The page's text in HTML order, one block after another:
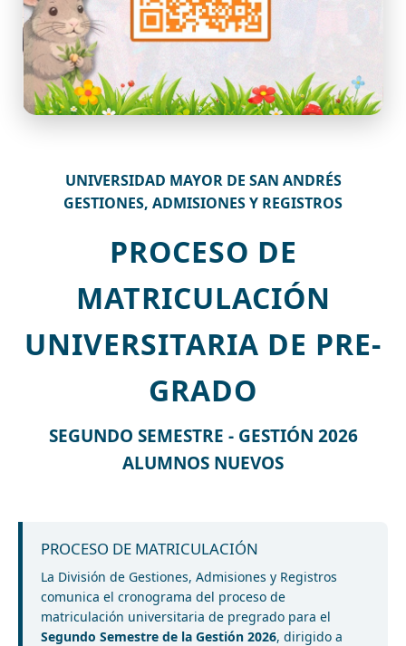
UNIVERSIDAD MAYOR DE SAN ANDRÉS
GESTIONES, ADMISIONES Y REGISTROS
PROCESO DE
MATRICULACIÓN
UNIVERSITARIA DE PRE-
GRADO
SEGUNDO SEMESTRE - GESTIÓN 2026
ALUMNOS NUEVOS
PROCESO DE MATRICULACIÓN
La División de Gestiones, Admisiones y Registros
comunica el cronograma del proceso de
matriculación universitaria de pregrado para el
Segundo Semestre de la Gestión 2026, dirigido a